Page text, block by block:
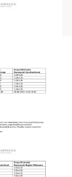
w Leżajsku